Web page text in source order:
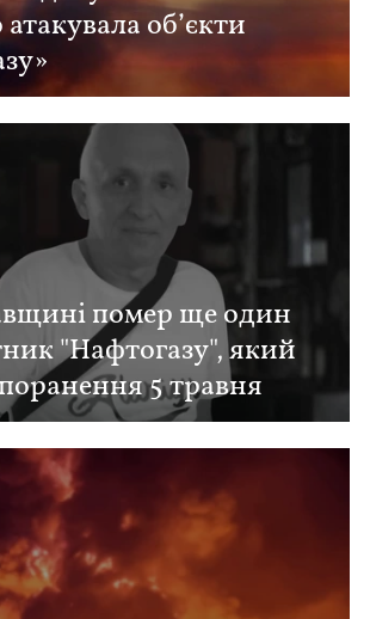
об’єкти
помер ще один
"Нафтогазу", який
5 травня